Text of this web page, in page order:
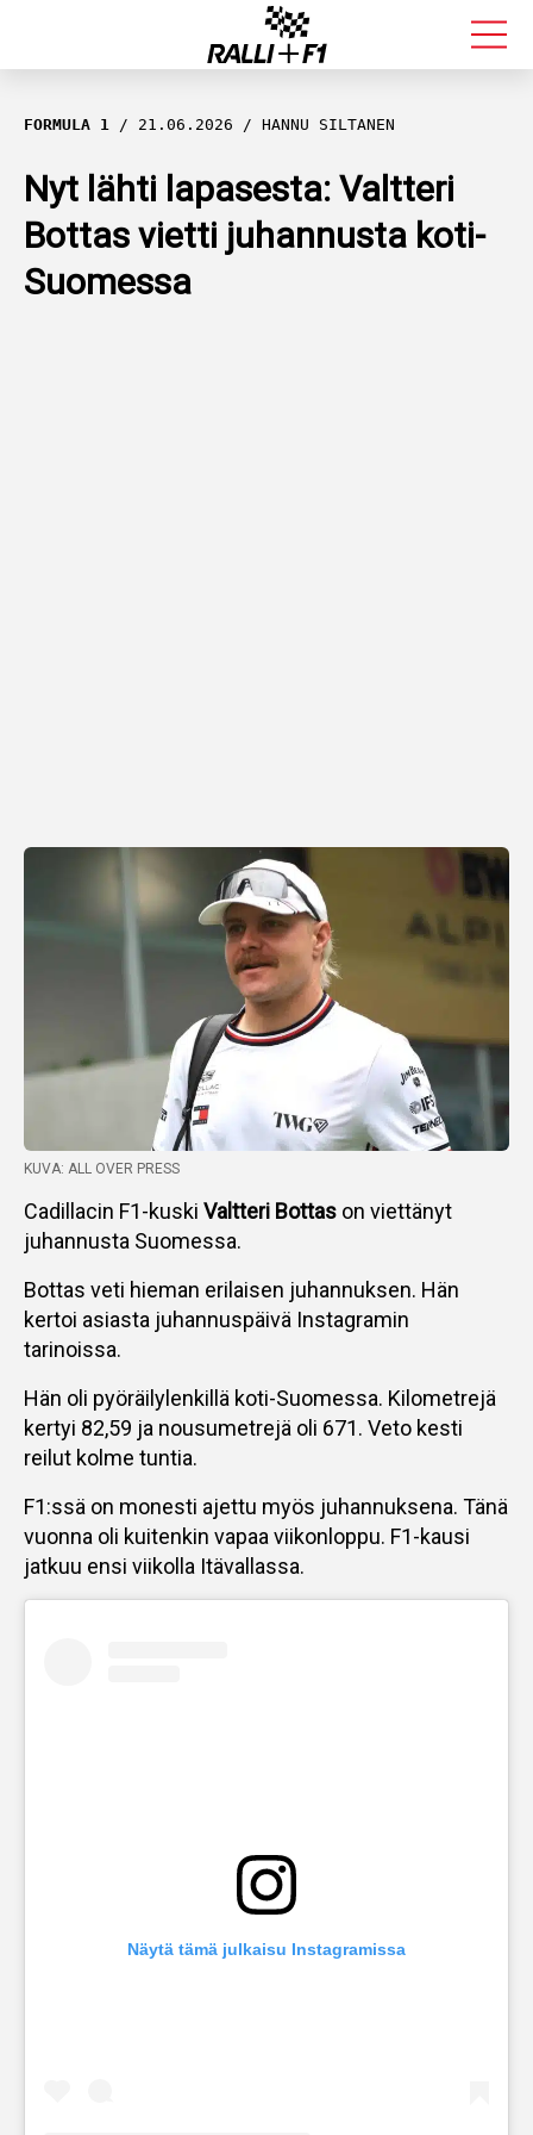
FORMULA 1
RALLI
KALLE ROVANPERÄ
VALTTERI BOTTAS
FORMULA 1 21.06.2026 HANNU SILTANEN
Nyt lähti lapasesta: Valtteri
Bottas vietti juhannusta koti-
Suomessa
KUVA: ALL OVER PRESS
Cadillacin F1-kuski Valtteri Bottas on viettänyt
juhannusta Suomessa.
Bottas veti hieman erilaisen juhannuksen. Hän
kertoi asiasta juhannuspäivä Instagramin
tarinoissa.
Hän oli pyöräilylenkillä koti-Suomessa. Kilometrejä
kertyi 82,59 ja nousumetrejä oli 671. Veto kesti
reilut kolme tuntia.
F1:ssä on monesti ajettu myös juhannuksena. Tänä
vuonna oli kuitenkin vapaa viikonloppu. F1-kausi
jatkuu ensi viikolla Itävallassa.
Näytä tämä julkaisu Instagramissa